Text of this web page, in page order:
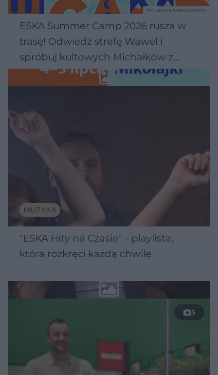
ESKA Summer Camp 2026 rusza w
trasę! Odwiedź strefę Wawel i
spróbuj kultowych Michałków z
Wawelu
MATERIAŁ SPONSOROWANY
MUZYKA
"ESKA Hity na Czasie" – playlista,
która rozkręci każdą chwilę
5